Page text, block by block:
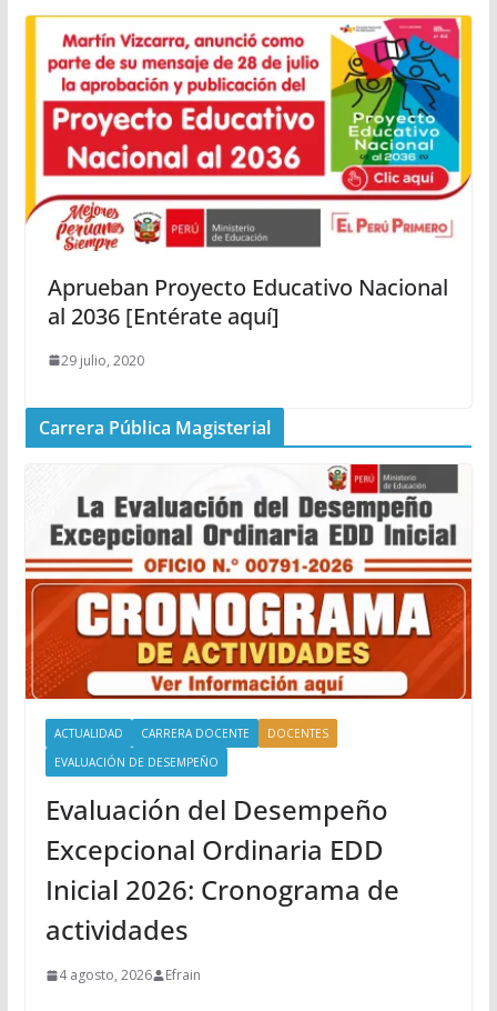
Aprueban Proyecto Educativo Nacional
al 2036 [Entérate aquí]
29 julio, 2020
Carrera Pública Magisterial
ACTUALIDAD CARRERA DOCENTE
DOCENTES
EVALUACIÓN DE DESEMPEÑO
Evaluación del Desempeño
Excepcional Ordinaria EDD
Inicial 2026: Cronograma de
actividades
4 agosto, 2026 Efrain